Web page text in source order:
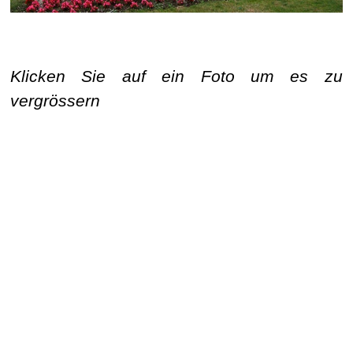
Klicken Sie auf ein Foto um es zu
vergrössern